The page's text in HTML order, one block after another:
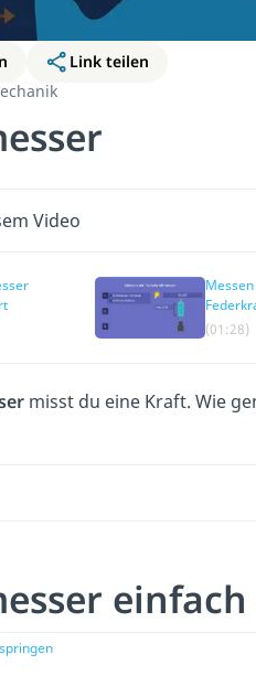
Link teilen
Video
(01:28)
misst du eine Kraft. Wie